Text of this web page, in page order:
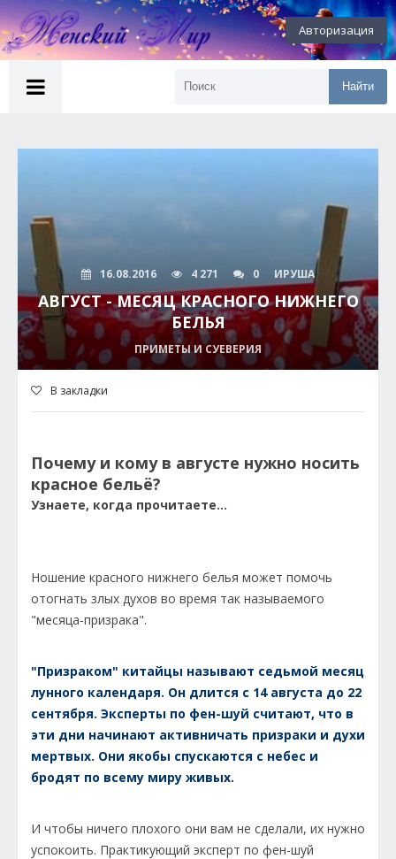
Авторизация
Найти
16.08.2016 4 271 0 ИРУША
АВГУСТ - МЕСЯЦ КРАСНОГО НИЖНЕГО
БЕЛЬЯ
ПРИМЕТЫ И СУЕВЕРИЯ
В закладки
Почему и кому в августе нужно носить
красное бельё?
Узнаете, когда прочитаете...
Ношение красного нижнего белья может помочь
отогнать злых духов во время так называемого
"месяца-призрака".
"Призраком" китайцы называют седьмой месяц
лунного календаря. Он длится с 14 августа до 22
сентября. Эксперты по фен-шуй считают, что в
эти дни начинают активничать призраки и духи
мертвых. Они якобы спускаются с небес и
бродят по всему миру живых.
И чтобы ничего плохого они вам не сделали, их нужно
успокоить. Практикующий эксперт по фен-шуй